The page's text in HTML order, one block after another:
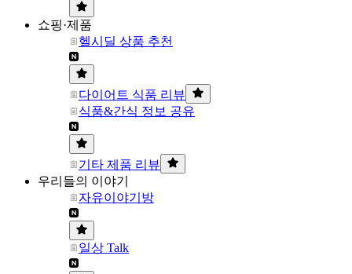
쇼핑·제품
헬시딜 상품 추천
다이어트 식품 리뷰
식품&간식 정보 공유
기타 제품 리뷰
우리들의 이야기
자유이야기방
일상 Talk